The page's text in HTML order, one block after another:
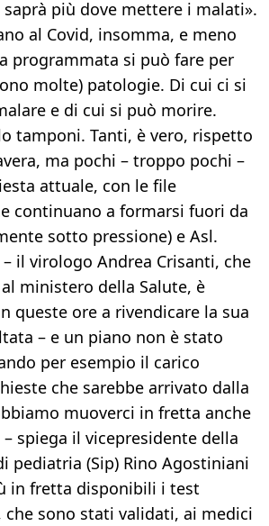
più dove mettere i malati».
al Covid, insomma, e meno
programmata si può fare per
molte) patologie. Di cui ci si
e di cui si può morire.
tamponi. Tanti, è vero, rispetto
ma pochi – troppo pochi –
attuale, con le file
continuano a formarsi fuori da
sotto pressione) e Asl.
il virologo Andrea Crisanti, che
al ministero della Salute, è
queste ore a rivendicare la sua
– e un piano non è stato
per esempio il carico
che sarebbe arrivato dalla
muoverci in fretta anche
spiega il vicepresidente della
pediatria (Sip) Rino Agostiniani
in fretta disponibili i test
sono stati validati, ai medici